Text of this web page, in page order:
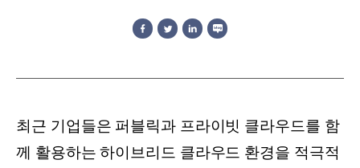
최근 기업들은 퍼블릭과 프라이빗 클라우드를 함
께 활용하는 하이브리드 클라우드 환경을 적극적